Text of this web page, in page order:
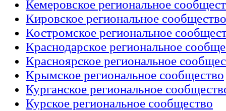
Кемеровское региональное
Кировское региональное сообщество
Костромское региональное
Краснодарское региональное
Красноярское региональное
Крымское региональное сообщество
Курганское региональное
Курское региональное сообщество